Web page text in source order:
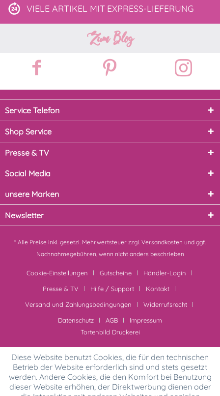
VIELE ARTIKEL MIT EXPRESS-LIEFERUNG
Zum Blog
Service Telefon
Shop Service
Presse & TV
Social Media
unsere Marken
Newsletter
* Alle Preise inkl. gesetzl. Mehrwertsteuer zzgl. Versandkosten und ggf.
Nachnahmegebühren, wenn nicht anders beschrieben
Cookie-Einstellungen Gutscheine
Händler-Login
Presse & TV
Hilfe / Support
Kontakt
Versand und Zahlungsbedingungen
Widerrufsrecht
Datenschutz
AGB
Impressum
Tortenbild Druckerei
Diese Website benutzt Cookies, die für den technischen
Betrieb der Website erforderlich sind und stets gesetzt
werden. Andere Cookies, die den Komfort bei Benutzung
dieser Website erhöhen, der Direktwerbung dienen oder